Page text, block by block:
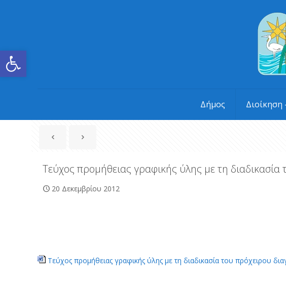
Ανοίξτε τη γραμμή εργαλείων
Δήμος Διοίκηση
Τεύχος προμήθειας γραφικής ύλης με τη
20 Δεκεμβρίου 2012
Τεύχος προμήθειας γραφικής ύλης με τη διαδικασία του πρόχειρου